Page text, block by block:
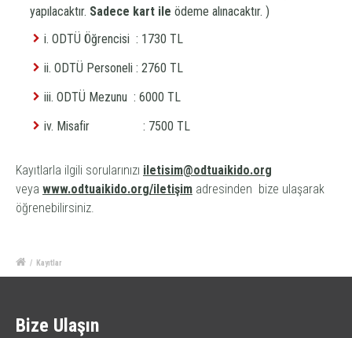
yapılacaktır. Sadece kart ile ödeme alınacaktır. )
i. ODTÜ Öğrencisi : 1730 TL
ii. ODTÜ Personeli : 2760 TL
iii. ODTÜ Mezunu : 6000 TL
iv. Misafir : 7500 TL
Kayıtlarla ilgili sorularınızı iletisim@odtuaikido.org
veya www.odtuaikido.org/iletişim adresinden bize ulaşarak
öğrenebilirsiniz.
/ Kayıtlar
Bize Ulaşın